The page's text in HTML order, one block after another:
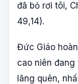
đã bỏ rơi tôi,
49,14).
Đức Giáo
cao niên
lãng quên,